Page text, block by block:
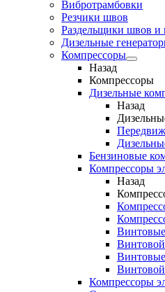
Вибротрамбовки
Резчики швов
Раздельщики швов
Дизельные
Компрессоры
Назад
Компрессоры
Дизельные
Назад
Бензиновые
Компрессоры
Назад
Компрессоры